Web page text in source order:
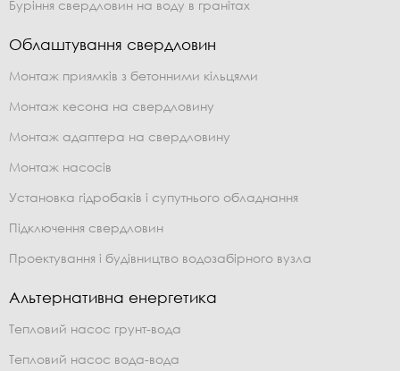
Буріння свердловин на воду в гранітах
Облаштування свердловин
Монтаж приямків з бетонними кільцями
Монтаж кесона на свердловину
Монтаж адаптера на свердловину
Монтаж насосів
Установка гідробаків і супутнього обладнання
Підключення свердловин
Проектування і будівництво водозабірного вузла
Альтернативна енергетика
Тепловий насос грунт-вода
Тепловий насос вода-вода